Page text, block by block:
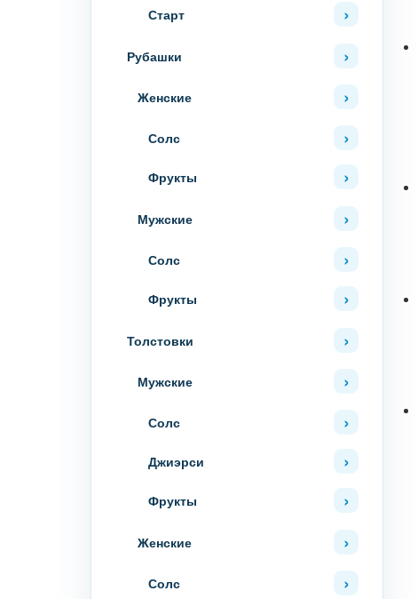
Старт
Рубашки
Женские
Солс
Фрукты
Мужские
Солс
Фрукты
Толстовки
Мужские
Солс
Джиэрси
Фрукты
Женские
Солс